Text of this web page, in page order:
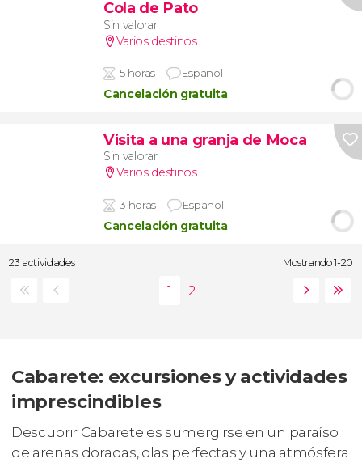
Cola de Pato
Sin valorar
Varios destinos
5 horas Español
Cancelación gratuita
Visita a una granja de Moca
Sin valorar
Varios destinos
3 horas Español
Cancelación gratuita
23 actividades Mostrando 1-20
Cabarete: excursiones y actividades
imprescindibles
Descubrir Cabarete es sumergirse en un paraíso
de arenas doradas, olas perfectas y una atmósfera